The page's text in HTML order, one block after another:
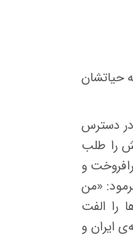
حیاتشان
در دسترس
را طلب
و
: «من
را الفت
ایران و